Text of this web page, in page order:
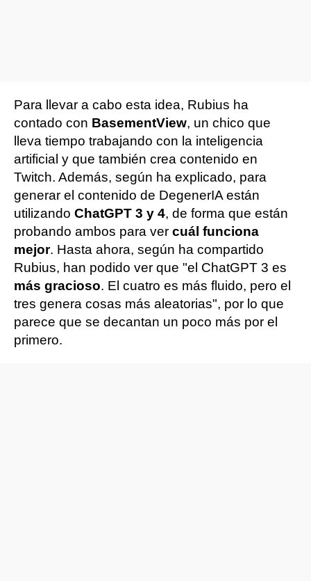
Para llevar a cabo esta idea, Rubius ha
contado con BasementView, un chico que
lleva tiempo trabajando con la inteligencia
artificial y que también crea contenido en
Twitch. Además, según ha explicado, para
generar el contenido de DegenerIA están
utilizando ChatGPT 3 y 4, de forma que están
probando ambos para ver cuál funciona
mejor. Hasta ahora, según ha compartido
Rubius, han podido ver que "el ChatGPT 3 es
más gracioso. El cuatro es más fluido, pero el
tres genera cosas más aleatorias", por lo que
parece que se decantan un poco más por el
primero.